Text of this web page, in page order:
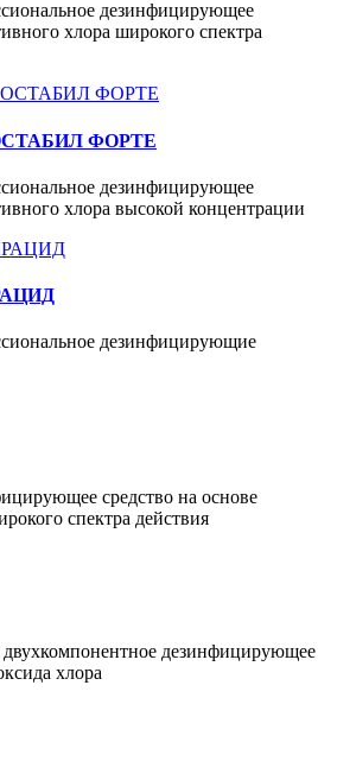
дезинфицирующее
хлора широкого спектра
ФОРТЕ
дезинфицирующее
хлора высокой концентрации
дезинфицирующие
средство на основе
спектра действия
дезинфицирующее
хлора